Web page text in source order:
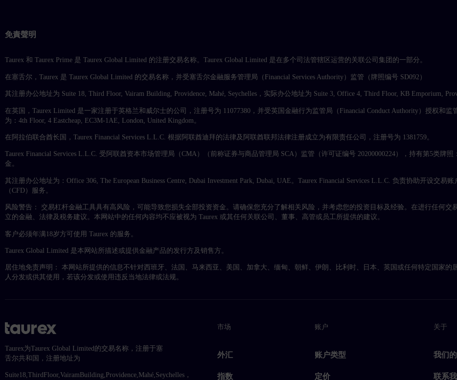
免責聲明
Taurex 和 Taurex Prime 是 Taurex Global Limited 的注册交易名称。Taurex Global Limited 是在多个司法管辖区运营的关联公司集团的一部分。
在塞舌尔，Taurex 是 Taurex Global Limited 的交易名称，并受塞舌尔金融服务管理局（Financial Services Authority）监管（牌照编号 SD092）
其注册办公地址为 Suite 18, Third Floor, Vairam Building, Providence, Mahé, Seychelles，实际办公地址为 Suite 3, Office 4, Third Floor, KB Emporium,
在英国，Taurex Limited 是一家注册于英格兰和威尔士的公司，注册号为 11077380，并受英国金融行为监管局（Financial Conduct Authority）授权和
为：4th Floor, 4 Eastcheap, EC3M-1AE, London, United Kingdom。
在阿拉伯联合酋长国，Taurex Financial Services L.L.C. 根据阿联酋迪拜的法律及阿联酋联邦法律注册成立为有限责任公司，注册号为 1381759。
Taurex Financial Services L.L.C. 受阿联酋资本市场管理局（CMA）（前称证券与商品管理局 SCA）监管（许可证编号 20200000224），持有第5类牌
金。
其注册办公地址为：Office 306, The European Business Centre, Dubai Investment Park, Dubai, UAE。Taurex Financial Services L.L.C. 负责协助开设交易
（CFD）服务。
风险警告： 交易杠杆金融工具具有高风险，可能导致您损失全部投资资金。请确保您充分了解相关风险，并考虑您的投资目标及经验。在进行任何交
立的金融、法律及税务建议。本网站中的任何内容均不应被视为 Taurex 或其任何关联公司、董事、高管或员工所提供的建议。
客户必须年满18岁方可使用 Taurex 的服务。
Taurex Global Limited 是本网站所描述或提供金融产品的发行方及销售方。
居住地免责声明： 本网站所提供的信息不针对西班牙、法国、马来西亚、美国、加拿大、缅甸、朝鲜、伊朗、比利时、日本、英国或任何特定国家的
人分发或供其使用，若该分发或使用违反当地法律或法规。
Taurex为Taurex Global Limited的交易名称，注册于塞
舌尔共和国，注册地址为
Suite18,ThirdFloor,VairamBuilding,Providence,Mahé,Seychelles，
市场
外汇
指数
账户
账户类型
定价
关于
我们
联系